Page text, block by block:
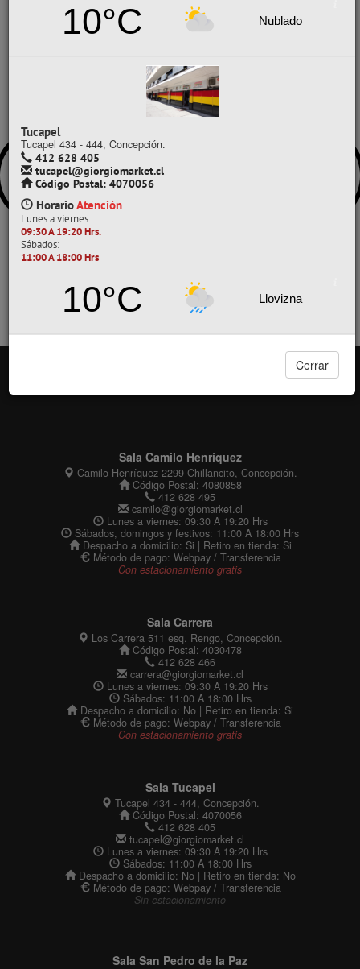
10°C Nublado
Tucapel
Tucapel 434 - 444, Concepción.
412 628 405
tucapel@giorgiomarket.cl
Código Postal: 4070056
HorarioAtención
Lunes a viernes:
09:30 A 19:20 Hrs.
Sábados:
11:00 A 18:00 Hrs
10°C Llovizna
Cerrar
Comprar / Cotizar
Sala Camilo Henríquez
Camilo Henríquez 2299 Chillancito, Concepción.
Código Postal: 4080858
412 628 495
camilo@giorgiomarket.cl
Lunes a viernes: 09:30 A 19:20 Hrs
Sábados, domingos y festivos: 11:00 A 18:00 Hrs
Despacho a domicilio: Si | Retiro en tienda: Si
Método de pago: Webpay / Transferencia
Con estacionamiento gratis
Sala Carrera
Los Carrera 511 esq. Rengo, Concepción.
Código Postal: 4030478
412 628 466
carrera@giorgiomarket.cl
Lunes a viernes: 09:30 A 19:20 Hrs
Sábados: 11:00 A 18:00 Hrs
Despacho a domicilio: No | Retiro en tienda: Si
Método de pago: Webpay / Transferencia
Con estacionamiento gratis
Sala Tucapel
Tucapel 434 - 444, Concepción.
Código Postal: 4070056
412 628 405
tucapel@giorgiomarket.cl
Lunes a viernes: 09:30 A 19:20 Hrs
Sábados: 11:00 A 18:00 Hrs
Despacho a domicilio: No | Retiro en tienda: No
Método de pago: Webpay / Transferencia
Sin estacionamiento
Sala San Pedro de la Paz